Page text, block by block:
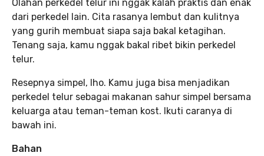
Olahan perkedel telur ini nggak kalah praktis dan enak
dari perkedel lain. Cita rasanya lembut dan kulitnya
yang gurih membuat siapa saja bakal ketagihan.
Tenang saja, kamu nggak bakal ribet bikin perkedel
telur.
Resepnya simpel, lho. Kamu juga bisa menjadikan
perkedel telur sebagai makanan sahur simpel bersama
keluarga atau teman-teman kost. Ikuti caranya di
bawah ini.
Bahan